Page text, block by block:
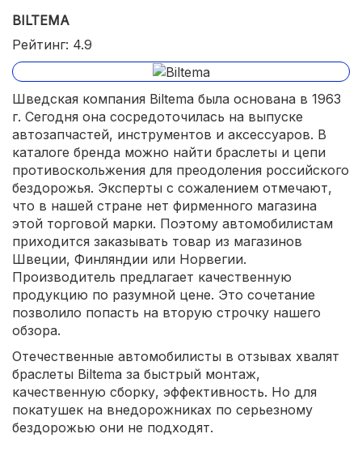
BILTEMA
Рейтинг: 4.9
Шведская компания Biltema была основана в 1963
г. Сегодня она сосредоточилась на выпуске
автозапчастей, инструментов и аксессуаров. В
каталоге бренда можно найти браслеты и цепи
противоскольжения для преодоления российского
бездорожья. Эксперты с сожалением отмечают,
что в нашей стране нет фирменного магазина
этой торговой марки. Поэтому автомобилистам
приходится заказывать товар из магазинов
Швеции, Финляндии или Норвегии.
Производитель предлагает качественную
продукцию по разумной цене. Это сочетание
позволило попасть на вторую строчку нашего
обзора.
Отечественные автомобилисты в отзывах хвалят
браслеты Biltema за быстрый монтаж,
качественную сборку, эффективность. Но для
покатушек на внедорожниках по серьезному
бездорожью они не подходят.